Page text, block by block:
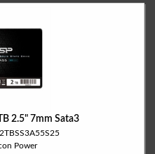
2.5" 7mm Sata3
Power